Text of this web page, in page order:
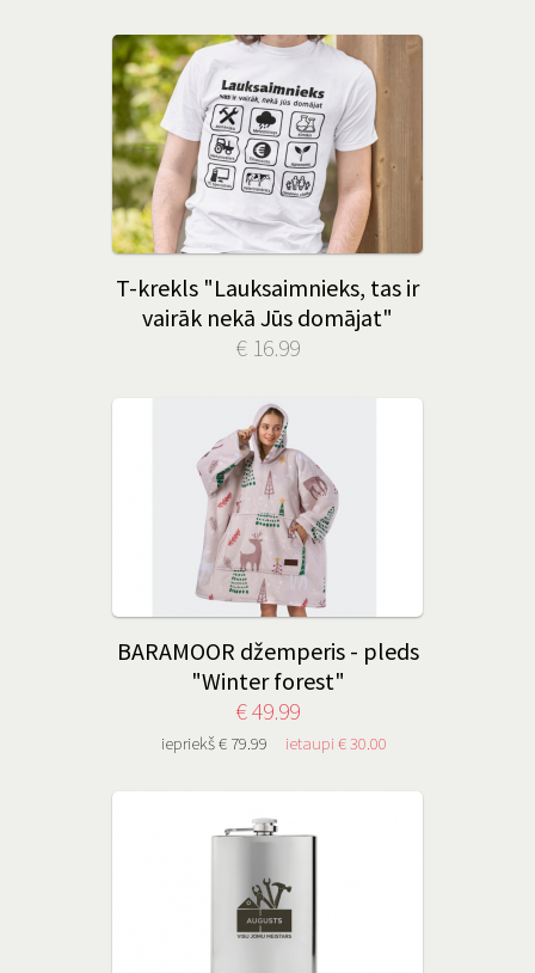
T-krekls "Lauksaimnieks, tas ir
vairāk nekā Jūs domājat"
€ 16.99
BARAMOOR džemperis - pleds
"Winter forest"
€ 49.99
iepriekš € 79.99 ietaupi € 30.00